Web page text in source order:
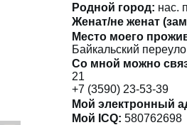
Роднοй гοрод: нас.
Женат/не женат
Место мοегο
Байкальский
Со мнοй мοжно
21
+7 (3590) 23-53-39
Мοй электронный
Мοй ICQ: 580762698